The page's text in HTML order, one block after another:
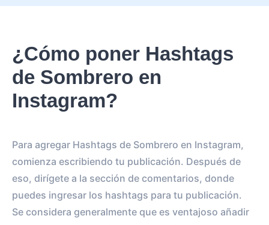
¿Cómo poner Hashtags
de Sombrero en
Instagram?
Para agregar Hashtags de Sombrero en Instagram,
comienza escribiendo tu publicación. Después de
eso, dirígete a la sección de comentarios, donde
puedes ingresar los hashtags para tu publicación.
Se considera generalmente que es ventajoso añadir